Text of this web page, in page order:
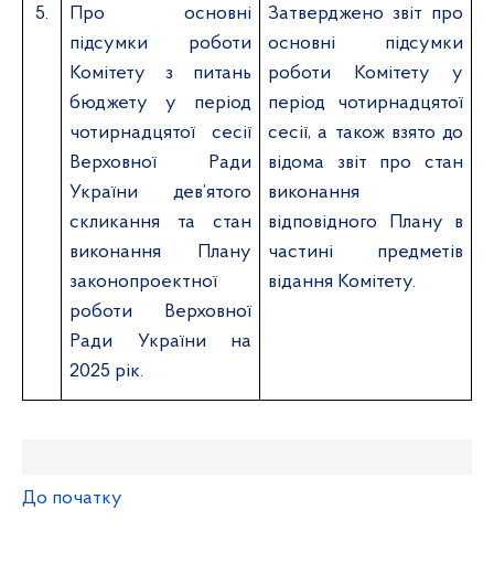
5.
Про основні
підсумки роботи
Комітету з питань
бюджету у період
чотирнадцятої сесії
Верховної Ради
України дев’ятого
скликання та стан
виконання Плану
законопроектної
роботи Верховної
Ради України на
2025 рік.
Затверджено звіт про
основні підсумки
роботи Комітету у
період чотирнадцятої
сесії, а також взято до
відома звіт про стан
виконання
відповідного Плану в
частині предметів
відання Комітету.
До початку